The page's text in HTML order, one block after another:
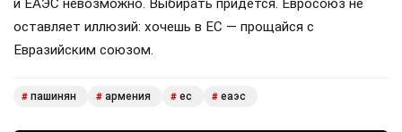
и ЕАЭС невозможно. Выбирать придётся. Евросоюз не
оставляет иллюзий: хочешь в ЕС — прощайся с
Евразийским союзом.
# пашинян # армения # ес # еаэс